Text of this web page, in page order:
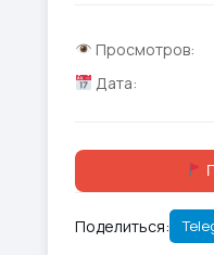
Просмотров:
Дата:
Поделиться: